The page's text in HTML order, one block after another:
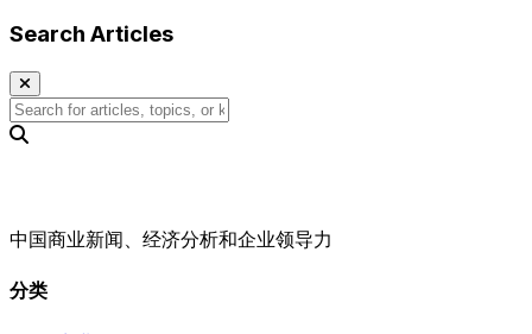
Search Articles
中国商业新闻、经济分析和企业领导力
分类